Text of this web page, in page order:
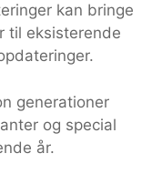
kan bringe
til eksisterende
generationer
og special
år.